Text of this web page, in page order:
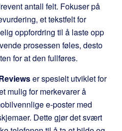
antall felt. Fokuser på
et tekstfelt for
oppfordring til å laste opp
prosessen føles, desto
for at den fullføres.
er spesielt utviklet for
mulig for merkevarer å
e-poster med
Dette gjør det svært